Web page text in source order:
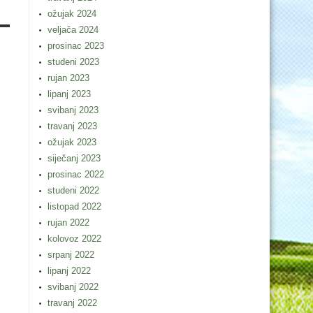
ožujak 2024
veljača 2024
prosinac 2023
studeni 2023
rujan 2023
lipanj 2023
svibanj 2023
travanj 2023
ožujak 2023
siječanj 2023
prosinac 2022
studeni 2022
listopad 2022
rujan 2022
kolovoz 2022
srpanj 2022
lipanj 2022
svibanj 2022
travanj 2022